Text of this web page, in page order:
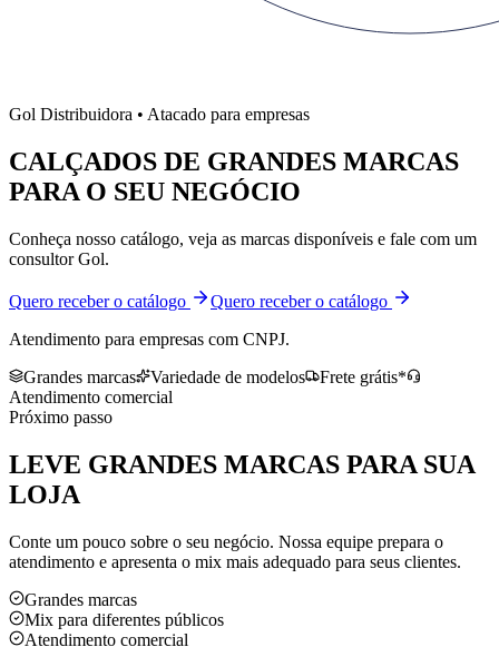
Gol Distribuidora • Atacado para empresas
CALÇADOS DE GRANDES MARCAS
PARA O SEU NEGÓCIO
Conheça nosso catálogo, veja as marcas disponíveis e fale com um
consultor Gol.
Quero receber o catálogo
Quero receber o catálogo
Atendimento para empresas com CNPJ.
Grandes marcas
Variedade de modelos
Frete grátis*
Atendimento comercial
Próximo passo
LEVE GRANDES MARCAS PARA SUA
LOJA
Conte um pouco sobre o seu negócio. Nossa equipe prepara o
atendimento e apresenta o mix mais adequado para seus clientes.
Grandes marcas
Mix para diferentes públicos
Atendimento comercial